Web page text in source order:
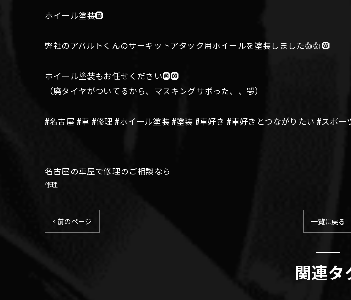
ホイール塗装🛞
弊社のアバルトくんのサーキットアタック用ホイールを塗装しました👍👍🛞
ホイール塗装もお任せください🛞🛞
（廃タイヤがついてるから、マスキングサボった、、🤣）
#名古屋 #車 #修理 #ホイール塗装 #塗装 #車好き #車好きとつながりたい #スポ
名古屋の車屋で修理のご相談なら
修理
< 前のページ 一覧に戻る
関連タ